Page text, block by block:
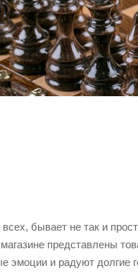
бывает не так и
представлены
эмоции и радуют долгие